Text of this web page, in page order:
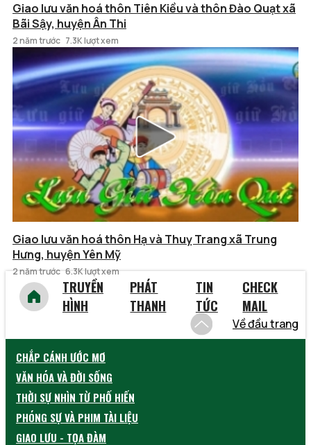
Giao lưu văn hoá thôn Tiên Kiều và thôn Đào Quạt xã
Bãi Sậy, huyện Ân Thi
2 năm trước 7.3K lượt xem
Giao lưu văn hoá thôn Hạ và Thuỵ Trang xã Trung
Hưng, huyện Yên Mỹ
2 năm trước 6.3K lượt xem
TRUYỀN
HÌNH
PHÁT
THANH
TIN
TỨC
CHECK
MAIL
Về đầu trang
CHẮP CÁNH ƯỚC MƠ
VĂN HÓA VÀ ĐỜI SỐNG
THỜI SỰ NHÌN TỪ PHỐ HIẾN
PHÓNG SỰ VÀ PHIM TÀI LIỆU
GIAO LƯU - TỌA ĐÀM